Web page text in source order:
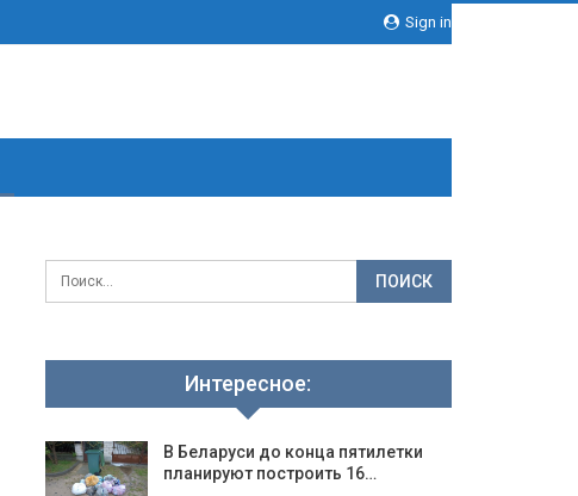
Sign in
Интересное:
В Беларуси до конца пятилетки
планируют построить 16…